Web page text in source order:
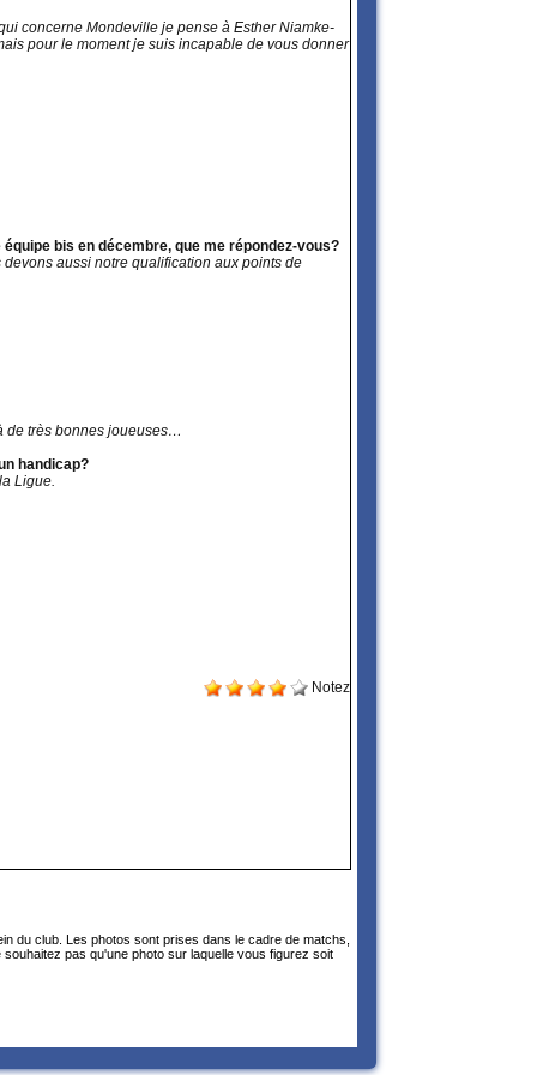
concerne Mondeville je pense à Esther Niamke-
pour le moment je suis incapable de vous donner
bis en décembre, que me répondez-vous?
aussi notre qualification aux points de
de très bonnes joueuses…
handicap?
Ligue.
Notez
du club. Les photos sont prises dans le cadre de matchs,
pas qu'une photo sur laquelle vous figurez soit